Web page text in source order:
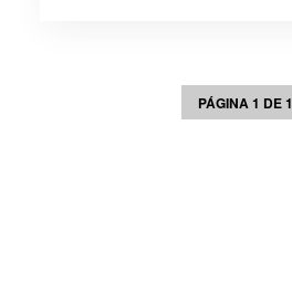
PÁGINA 1 DE 1